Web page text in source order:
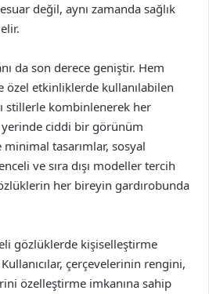
değil, aynı zamanda sağlık
da son derece geniştir. Hem
özel etkinliklerde kullanılabilen
stillerle kombinlenerek her
ciddi bir görünüm
tasarımlar, sosyal
ve sıra dışı modeller tercih
her bireyin gardırobunda
gözlüklerde kişiselleştirme
çerçevelerinin rengini,
özelleştirme imkanına sahip